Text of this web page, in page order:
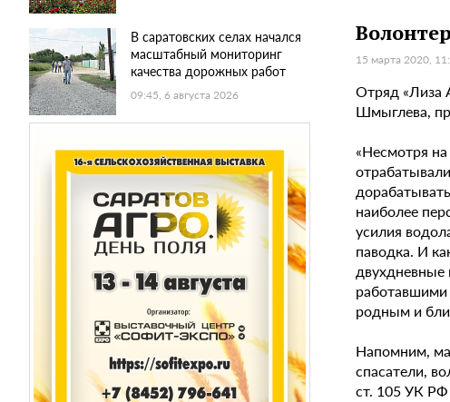
В саратовских селах начался
масштабный мониторинг
качества дорожных работ
09:45, 6 августа 2026
15 марта 2020,
Отряд «Лиза
Шмыглева,
«Несмотря
наиболее
усилия
паводка. И
двухдневные
родным и
Напомним,
спасатели,
ст. 105 УК РФ